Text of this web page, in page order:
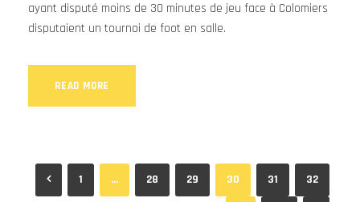
ayant disputé moins de 30 minutes de jeu face à Colomiers
disputaient un tournoi de foot en salle.
READ MORE
1 … 28 29 30 31 32